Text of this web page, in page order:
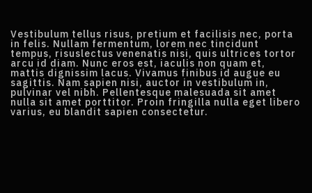
Vestibulum tellus risus, pretium et facilisis nec, porta
in felis. Nullam fermentum, lorem nec tincidunt
tempus, risuslectus venenatis nisi, quis ultrices tortor
arcu id diam. Nunc eros est, iaculis non quam et,
mattis dignissim lacus. Vivamus finibus id augue eu
sagittis. Nam sapien nisi, auctor in vestibulum in,
pulvinar vel nibh. Pellentesque malesuada sit amet
nulla sit amet porttitor. Proin fringilla nulla eget libero
varius, eu blandit sapien consectetur.